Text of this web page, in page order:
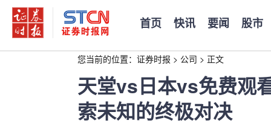
首页 快讯 要闻 股市
您当前的位置： 证券时报 > 公司 > 正文
天堂vs日本vs免费观
索未知的终极对决